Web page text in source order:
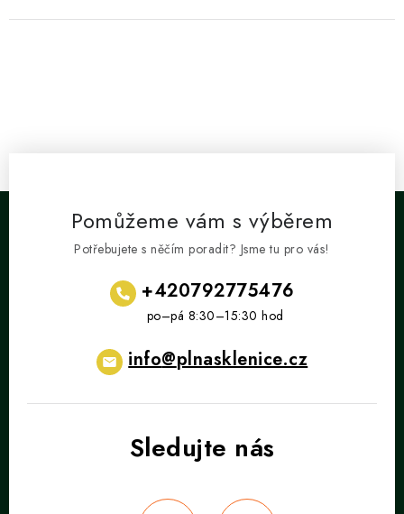
Pomůžeme vám s výběrem
Potřebujete s něčím poradit? Jsme tu pro vás!
info@plnasklenice.cz
+420792775476